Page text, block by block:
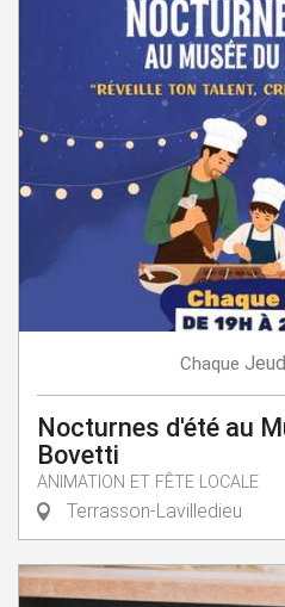
Chaque
Nocturnes d'été au
Bovetti
ANIMATION ET FÊTE LOCALE
Terrasson-Lavilledieu